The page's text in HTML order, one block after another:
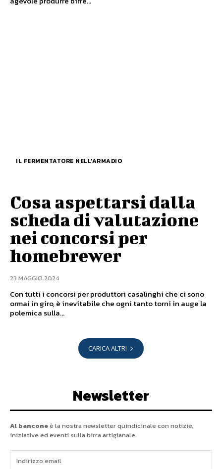
IL FERMENTATORE NELL'ARMADIO
Cosa aspettarsi dalla
scheda di valutazione
nei concorsi per
homebrewer
23 MAGGIO 2024
Con tutti i concorsi per produttori casalinghi che ci sono
ormai in giro, è inevitabile che ogni tanto torni in auge la
polemica sulla...
CARICA ALTRI
Newsletter
Al banconeè la nostra newsletter quindicinale con notizie,
iniziative ed eventi sulla birra artigianale.